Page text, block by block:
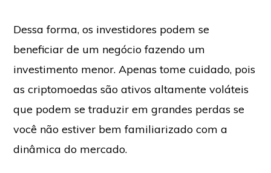
Dessa forma, os investidores podem se
beneficiar de um negócio fazendo um
investimento menor. Apenas tome cuidado, pois
as criptomoedas são ativos altamente voláteis
que podem se traduzir em grandes perdas se
você não estiver bem familiarizado com a
dinâmica do mercado.